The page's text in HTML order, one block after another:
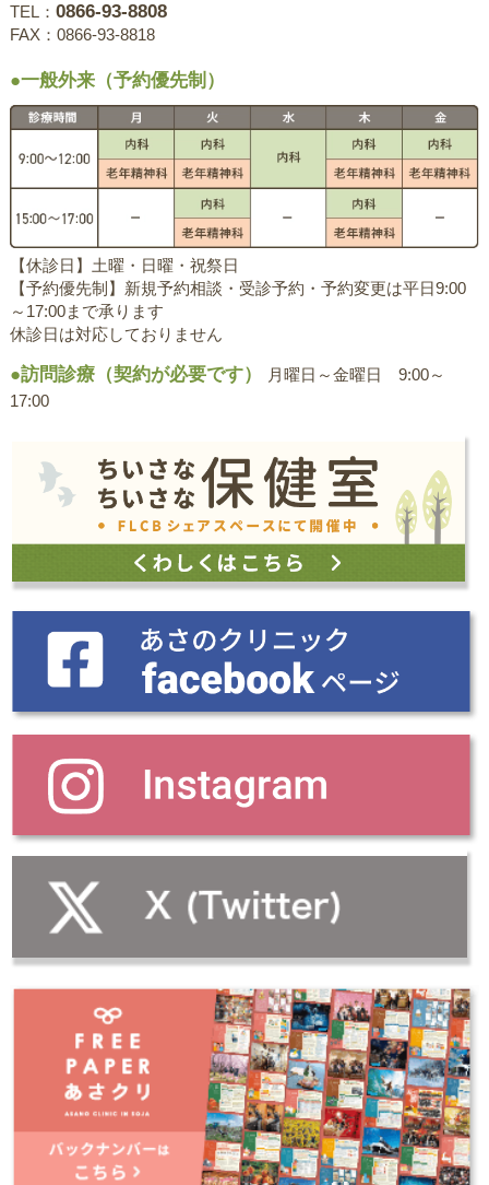
TEL： 0866-93-8808
FAX：0866-93-8818
●一般外来（予約優先制）
【休診日】土曜・日曜・祝祭日
【予約優先制】新規予約相談・受診予約・予約変更は平日9:00
～17:00まで承ります
休診日は対応しておりません
●訪問診療（契約が必要です）
月曜日～金曜日 9:00～
17:00